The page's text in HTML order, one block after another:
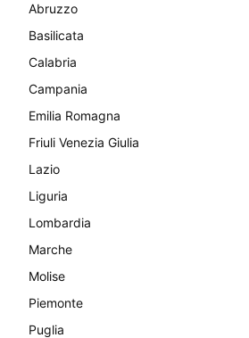
Abruzzo
Basilicata
Calabria
Campania
Emilia Romagna
Friuli Venezia Giulia
Lazio
Liguria
Lombardia
Marche
Molise
Piemonte
Puglia